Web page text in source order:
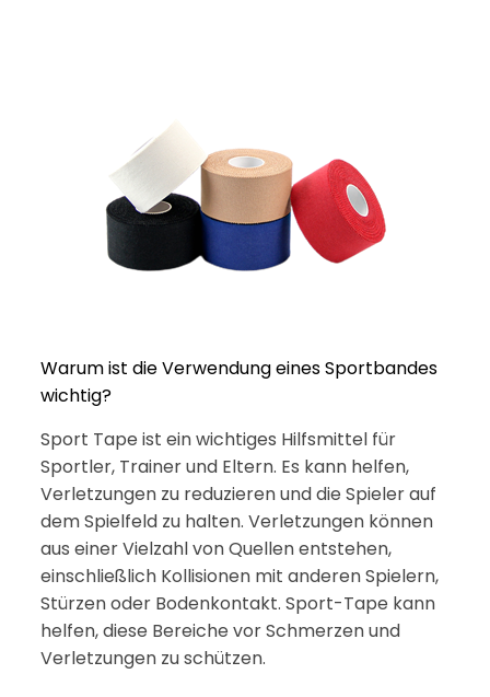
Warum ist die Verwendung eines Sportbandes
wichtig?
Sport Tape ist ein wichtiges Hilfsmittel für
Sportler, Trainer und Eltern. Es kann helfen,
Verletzungen zu reduzieren und die Spieler auf
dem Spielfeld zu halten. Verletzungen können
aus einer Vielzahl von Quellen entstehen,
einschließlich Kollisionen mit anderen Spielern,
Stürzen oder Bodenkontakt. Sport-Tape kann
helfen, diese Bereiche vor Schmerzen und
Verletzungen zu schützen.